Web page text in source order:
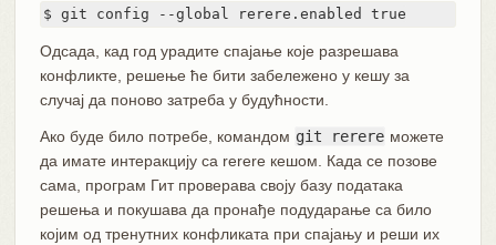
$ git config --global rerere.enabled true
Одсада, кад год урадите спајање које разрешава
конфликте, решење ће бити забележено у кешу за
случај да поново затреба у будућности.
Ако буде било потребе, командом git rerere можете
да имате интеракцију са rerere кешом. Када се позове
сама, програм Гит проверава своју базу података
решења и покушава да пронађе подударање са било
којим од тренутних конфликата при спајању и реши их